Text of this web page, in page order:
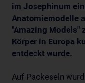
im Josephinum
Anatomiemodelle
"Amazing Models"
Körper in Europa
entdeckt wurde.
Auf Packeseln